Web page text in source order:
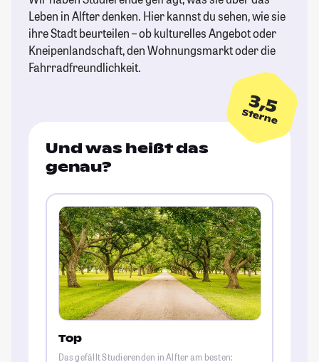
Leben in Alfter denken. Hier kannst du sehen, wie sie
ihre Stadt beurteilen – ob kulturelles Angebot oder
Kneipenlandschaft, den Wohnungsmarkt oder die
Fahrradfreundlichkeit.
3,5
Sterne
Und was heißt das
genau?
Top
Das gefällt Studierenden in Alfter am besten: